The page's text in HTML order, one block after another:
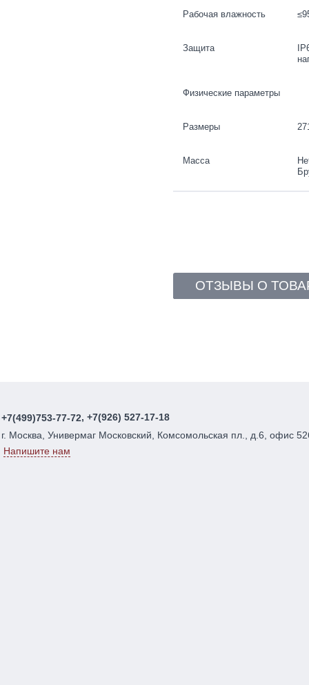
Рабочая влажность
Защита
Физические параметры
Размеры
Масса
ОТЗЫВЫ О
+7(499)753-77-72, +7(926) 527-17-18
г. Москва, Универмаг Московский, Комсомольская пл., д.6, офис
Напишите нам